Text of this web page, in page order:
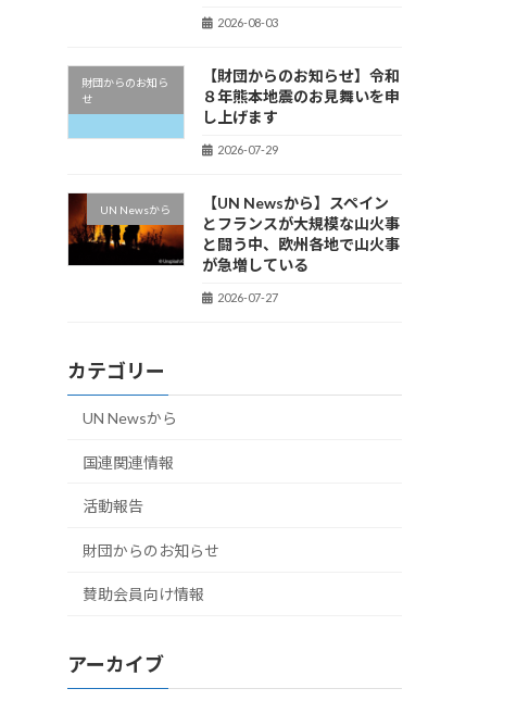
2026-08-03
財団からのお知ら
せ
【財団からのお知らせ】令和
８年熊本地震のお見舞いを申
し上げます
2026-07-29
UN Newsから
【UN Newsから】スペイン
とフランスが大規模な山火事
と闘う中、欧州各地で山火事
が急増している
2026-07-27
カテゴリー
UN Newsから
国連関連情報
活動報告
財団からのお知らせ
賛助会員向け情報
アーカイブ